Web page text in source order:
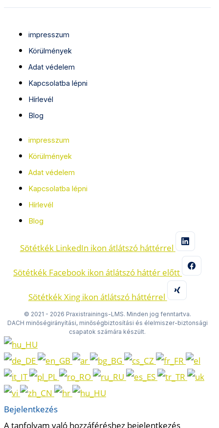
impresszum
Körülmények
Adat védelem
Kapcsolatba lépni
Hírlevél
Blog
impresszum
Körülmények
Adat védelem
Kapcsolatba lépni
Hírlevél
Blog
Sötétkék LinkedIn ikon átlátszó háttérrel
Sötétkék Facebook ikon átlátszó háttér előtt
Sötétkék Xing ikon átlátszó háttérrel
© 2021 - 2026 Praxistrainings-LMS. Minden jog fenntartva.
DACH minőségirányítási, minőségbiztosítási és élelmiszer-biztonsági
csapatok számára készült.
Bejelentkezés
A tanfolyam való hozzáféréshez bejelentkezés